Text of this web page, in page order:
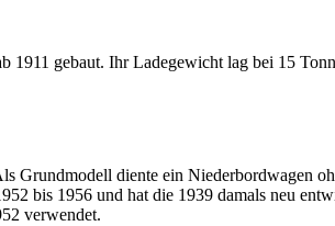
gebaut. Ihr Ladegewicht lag bei 15
diente ein Niederbordwagen
bis 1956 und hat die 1939 damals neu
verwendet.